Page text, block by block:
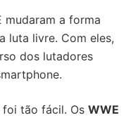
mudaram a forma
luta livre. Com eles,
dos lutadores
foi tão fácil. Os WWE